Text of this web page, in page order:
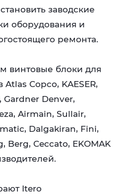
заводские
оборудования и
ремонта.
винтовые блоки для
Copco, KAESER,
Gardner Denver,
Airmain, Sullair,
Dalgakiran, Fini,
Berg, Ceccato, EKOMAK
Itero